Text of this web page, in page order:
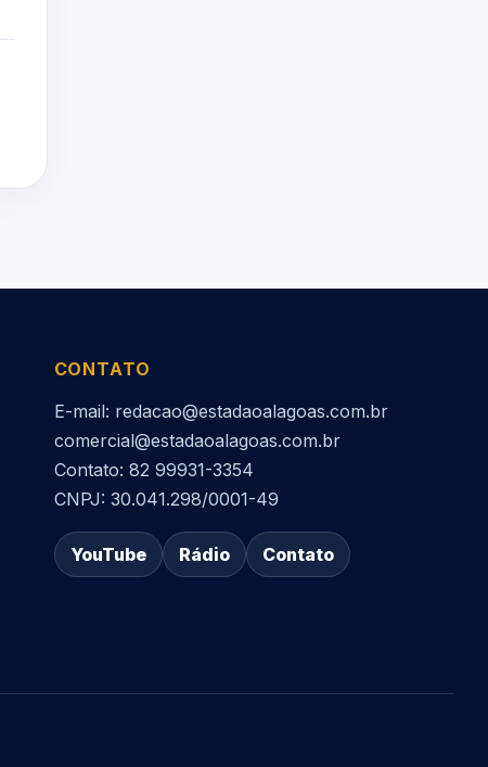
CONTATO
E-mail: redacao@estadaoalagoas.com.br
comercial@estadaoalagoas.com.br
Contato: 82 99931-3354
CNPJ: 30.041.298/0001-49
YouTube Rádio Contato